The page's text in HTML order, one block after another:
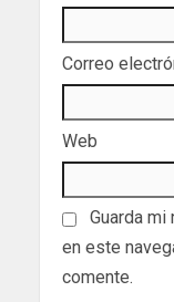
Correo
Web
Guarda
en este
comente.